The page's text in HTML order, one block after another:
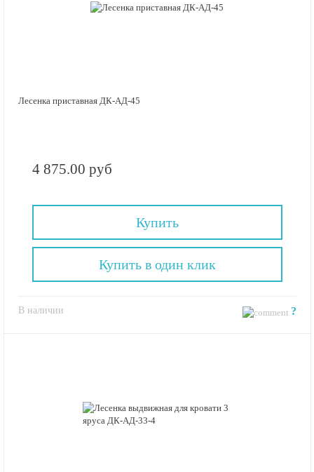
Лесенка приставная ДК-АД-45
4 875.00 руб
Купить
В наличии ?
Купить в один клик